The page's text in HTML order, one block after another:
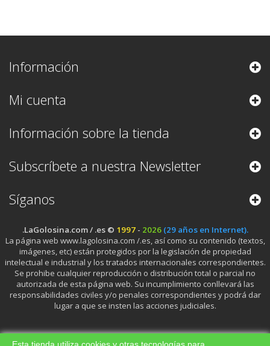
Información
Mi cuenta
Información sobre la tienda
Subscríbete a nuestra Newsletter
Síganos
.LaGolosina.com / .es © 1997- 2026 (29 años en Internet).
La página web www.lagolosina.com /.es, así como su contenido (textos,
imágenes, etc) están protegidos por la legislación de propiedad
intelectual e industrial y los tratados internacionales correspondientes.
Se prohibe cualquier reproducción o distribución total o parcial no
autorizada de esta página web. Su incumplimiento conllevará las
responsabilidades civiles y/o penales correspondientes y podrá dar
lugar a que se insten las acciones judiciales.